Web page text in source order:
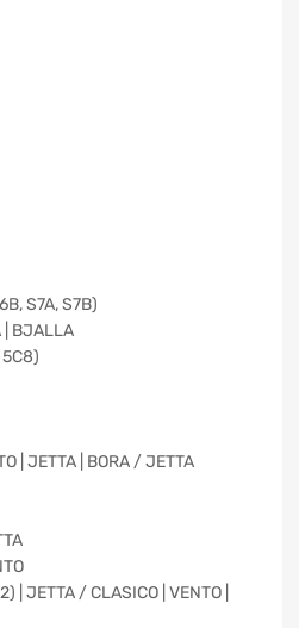
S7A, S7B)
| BJALLA
| JETTA | BORA / JETTA
| JETTA / CLASICO | VENTO |